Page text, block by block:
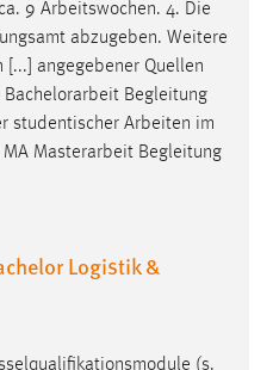
ist. DieBachelorarbeit
[...] aktenkundig
für die Erstellung
9 Arbeitswochen. 4. Die
abzugeben. Weitere
angegebener Quellen
Logistik &
werden von diesen